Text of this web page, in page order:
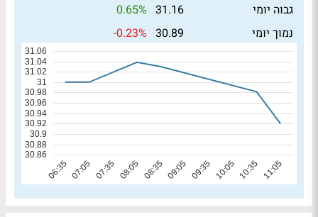
גבוה יומי
31.16
0.65%
נמוך יומי
30.89
-0.23%